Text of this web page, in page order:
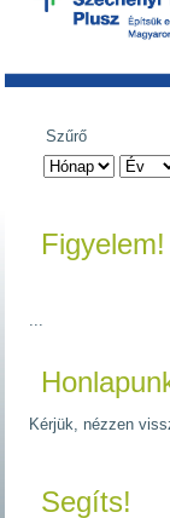
Szűrő
Figyelem!
Kérjük, nézzen
Segíts!